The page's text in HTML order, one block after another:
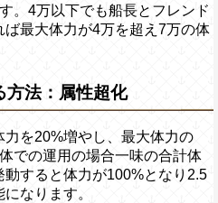
。4万以下でも船長とフレンド
最大体力が4万を超え7万の体
方法：属性超化
を20%増やし、最大体力の
での運用の場合一味の合計体
すると体力が100%となり2.5
なります。